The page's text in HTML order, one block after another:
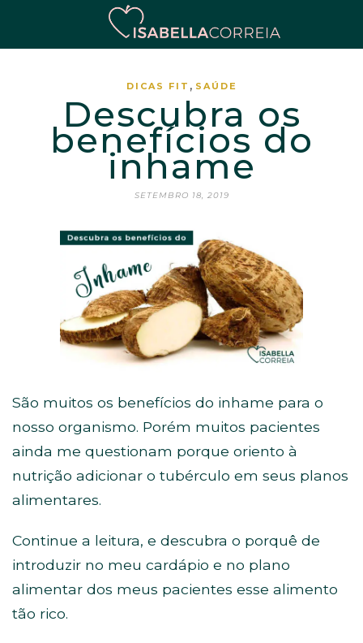
DICAS FIT , SAÚDE
Descubra os
benefícios do
inhame
SETEMBRO 18, 2019
São muitos os benefícios do inhame para o
nosso organismo. Porém muitos pacientes
ainda me questionam porque oriento à
nutrição adicionar o tubérculo em seus planos
alimentares.
Continue a leitura, e descubra o porquê de
introduzir no meu cardápio e no plano
alimentar dos meus pacientes esse alimento
tão rico.